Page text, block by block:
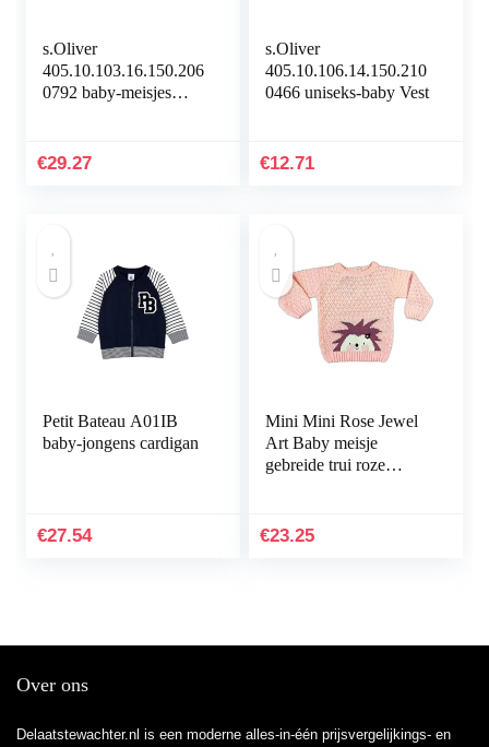
s.Oliver
405.10.103.16.150.206
0792 baby-meisjes
€29.27
s.Oliver
405.10.106.14.150.210
0466 uniseks-baby Vest
€12.71
Petit Bateau A01IB
baby-jongens cardigan
€27.54
Mini Mini Rose Jewel
Art Baby meisje
gebreide trui roze
€23.25
Over ons
Delaatstewachter.nl is een moderne alles-in-één prijsvergelijkings- en